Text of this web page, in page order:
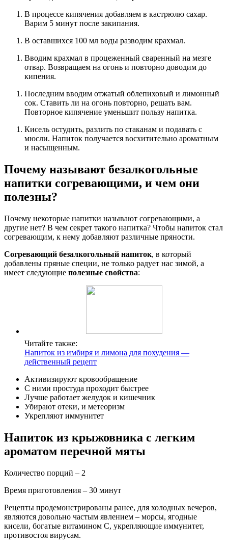
В процессе кипячения добавляем в кастрюлю сахар.
Варим 5 минут после закипания.
В оставшихся 100 мл воды разводим крахмал.
Вводим крахмал в процеженный сваренный на мезге
отвар. Возвращаем на огонь и повторно доводим до
кипения.
Последним вводим отжатый облепиховый и лимонный
сок. Ставить ли на огонь повторно, решать вам.
Повторное кипячение уменьшит пользу напитка.
Кисель остудить, разлить по стаканам и подавать с
мюсли. Напиток получается восхитительно ароматным
и насыщенным.
Почему называют безалкогольные
напитки согревающими, и чем они
полезны?
Почему некоторые напитки называют согревающими, а
другие нет? В чем секрет такого напитка? Чтобы напиток стал
согревающим, к нему добавляют различные пряности.
Согревающий безалкогольный напиток, в который
добавлены пряные специи, не только радует нас зимой, а
имеет следующие полезные свойства:
Читайте также:
Напиток из имбиря и лимона для похудения —
действенный рецепт
Активизируют кровообращение
С ними простуда проходит быстрее
Лучше работает желудок и кишечник
Убирают отеки, и метеоризм
Укрепляют иммунитет
Напиток из крыжовника с легким
ароматом перечной мяты
Количество порций – 2
Время приготовления – 30 минут
Рецепты продемонстрированы ранее, для холодных вечеров,
являются довольно частым явлением – морсы, ягодные
кисели, богатые витамином С, укрепляющие иммунитет,
противостоя вирусам.